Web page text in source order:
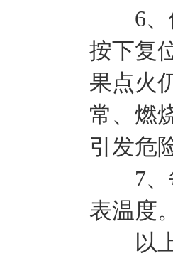
6、依
按下复
果点火
常、燃
引发危
7、每
表温度
以上